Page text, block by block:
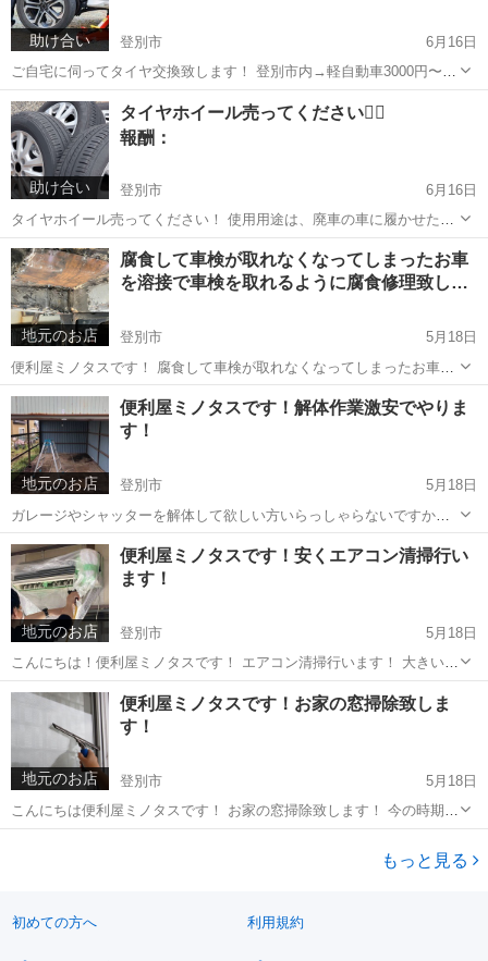
助け合い 登別市
6月16日
ご自宅に伺ってタイヤ交換致します！ 登別市内→軽自動車3000円〜
普通車3500円〜 登別市外→ご相談下さい
北海道 登別市 買いたい/ください タイヤ交換
助け合い
タイヤホイール売ってください🙇‍♀️
報酬：
登別市
6月16日
タイヤホイール売ってください！ 使用用途は、廃車の車に履かせた
り、自分のタイヤに履かせたりします！なのでどんなに汚くてもガリ
傷があろうと大丈夫です☺️ 買取値段 アルミホイール 14インチ4本セッ
ト2000円 15イ...
北海道 登別市 買いたい/ください ホイール
地元のお店
腐食して車検が取れなくなってしまったお車
を溶接で車検を取れるように腐食修理致し…
登別市
5月18日
便利屋ミノタスです！ 腐食して車検が取れなくなってしまったお車を
車検を取れるよう溶接で腐食修理致します！！ ディーラーや大きな工
場に入れたら高くつく腐食箇所修理ですが、個人でやっている僕はと
ても安く腐食箇所修理ができます...
北海道 登別市 便利屋
地元のお店
便利屋ミノタスです！解体作業激安でやりま
す！
登別市
5月18日
ガレージやシャッターを解体して欲しい方いらっしゃらないですか？
お安く受けたまらせていただきます。 興味ありましたらコメント、メ
ッセージ宜しくお願いします！ 登別、室蘭以外でも承りますのでお
北海道 登別市 便利屋 ガレージ
地元のお店
便利屋ミノタスです！安くエアコン清掃行い
ます！
登別市
5月18日
こんにちは！便利屋ミノタスです！ エアコン清掃行います！ 大きい業
者に頼んだらお高く付くエアコン清掃ですが、個人でやってる僕であ
れば安くエアコン清掃が出来ます😁 エアコンは安いものではありませ
ん！なので、適切な清掃を行い長持...
北海道 登別市 便利屋
地元のお店
便利屋ミノタスです！お家の窓掃除致しま
す！
登別市
5月18日
こんにちは便利屋ミノタスです！ お家の窓掃除致します！ 今の時期寒
い中お外の窓掃除大変ですよね💦 僕個人でやっていて、窓掃除安くで
きます！ 安い安心早いがもっとうなので、是非1度ご連絡ください！
もっと見る
初めての方へ 利用規約